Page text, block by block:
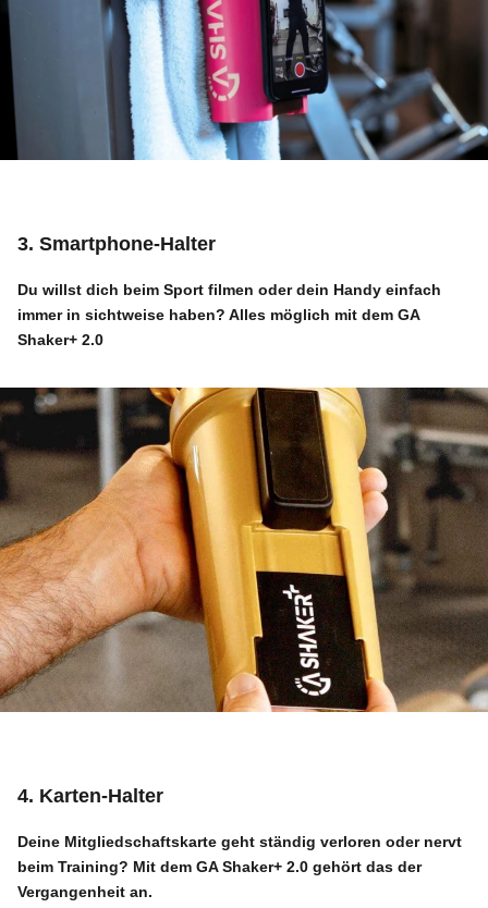
3. Smartphone-Halter
Du willst dich beim Sport filmen oder dein Handy einfach
immer in sichtweise haben? Alles möglich mit dem GA
Shaker+ 2.0
4. Karten-Halter
Deine Mitgliedschaftskarte geht ständig verloren oder nervt
beim Training? Mit dem GA Shaker+ 2.0 gehört das der
Vergangenheit an.